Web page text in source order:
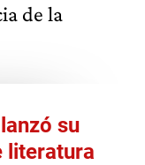
de la
su
literatura